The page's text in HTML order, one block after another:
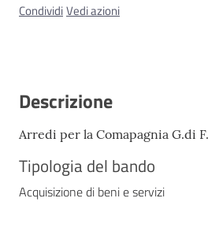
CondividiVedi azioni
Descrizione
Arredi per la Comapagnia G.di
Tipologia del bando
Acquisizione di beni e servizi